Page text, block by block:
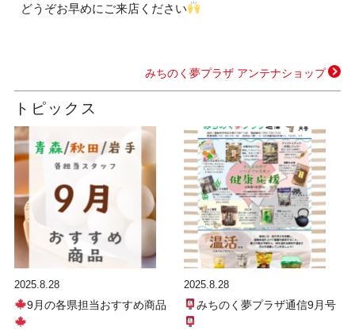
どうぞお早めにご来店ください
みちのく夢プラザ アンテナショップ
トピックス
2025.8.28
9月の各県担当おすすめ商品
2025.8.28
みちのく夢プラザ通信9月号